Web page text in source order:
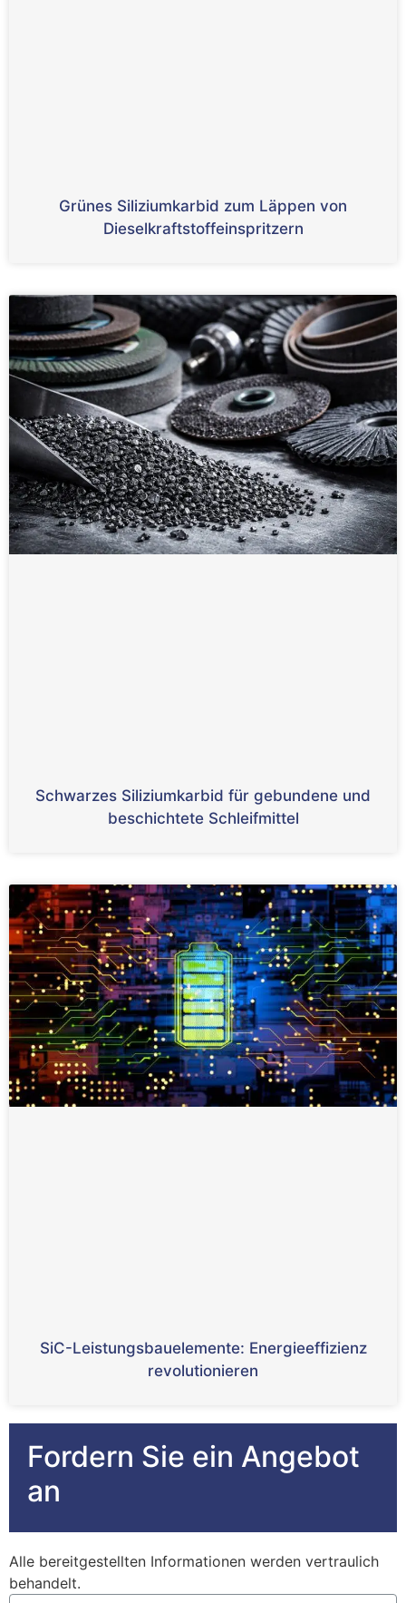
Grünes Siliziumkarbid zum Läppen von
Dieselkraftstoffeinspritzern
Schwarzes Siliziumkarbid für gebundene und
beschichtete Schleifmittel
SiC-Leistungsbauelemente: Energieeffizienz
revolutionieren
Fordern Sie ein Angebot
an
Alle bereitgestellten Informationen werden vertraulich
behandelt.